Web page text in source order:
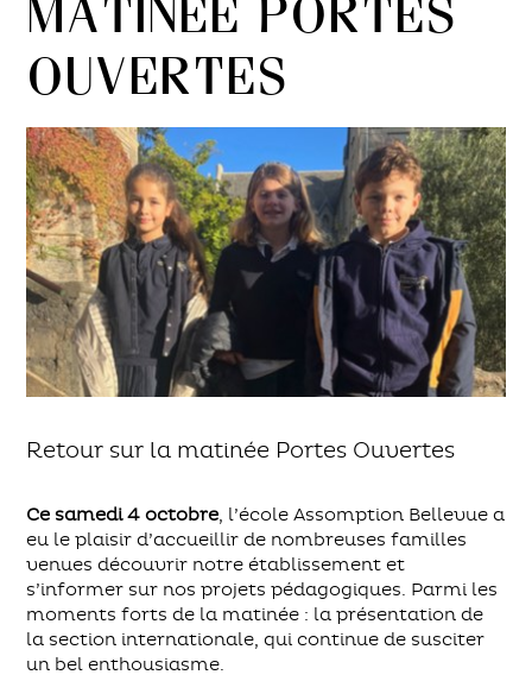
Ouvertes
Retour sur la matinée Portes Ouvertes
Ce samedi 4 octobre, l’école Assomption Bellevue a
eu le plaisir d’accueillir de nombreuses familles
venues découvrir notre établissement et
s’informer sur nos projets pédagogiques. Parmi les
moments forts de la matinée : la présentation de
la section internationale, qui continue de susciter
un bel enthousiasme.